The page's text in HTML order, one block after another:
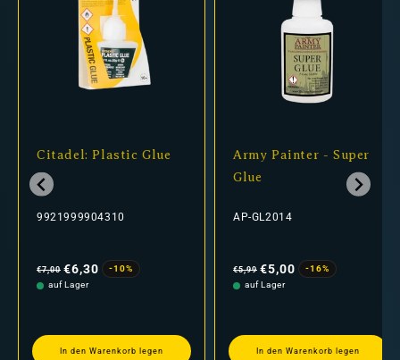
Citadel: Plastic Glue
9921999904310
Preis
€7,00 €6,30
-10%
auf Lager
In den Warenkorb legen
Army Painter - Super
Glue
AP-GL2014
Preis
€5,99 €5,00
-16%
auf Lager
In den Warenkorb legen